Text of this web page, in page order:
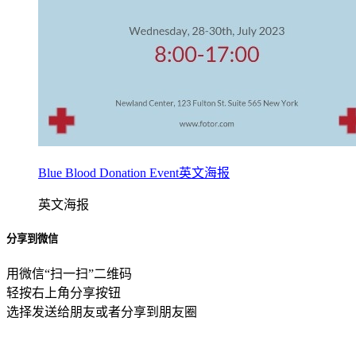
Blue Blood Donation Event英文海报
英文海报
分享到微信
用微信“扫一扫”二维码
轻按右上角分享按钮
选择发送给朋友或者分享到朋友圈